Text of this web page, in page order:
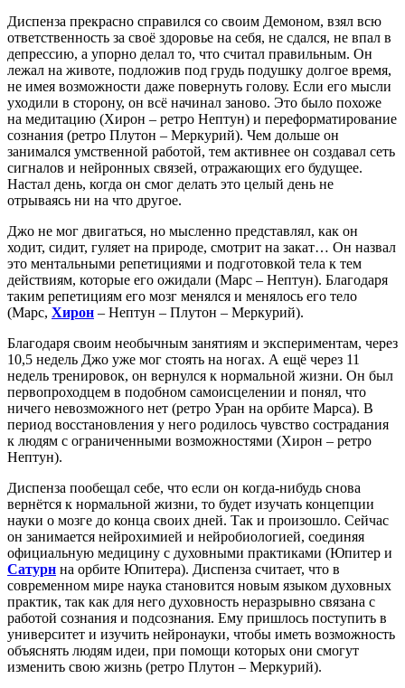
Диспенза прекрасно справился со своим Демоном, взял всю
ответственность за своё здоровье на себя, не сдался, не впал в
депрессию, а упорно делал то, что считал правильным. Он
лежал на животе, подложив под грудь подушку долгое время,
не имея возможности даже повернуть голову. Если его мысли
уходили в сторону, он всё начинал заново. Это было похоже
на медитацию (Хирон – ретро Нептун) и переформатирование
сознания (ретро Плутон – Меркурий). Чем дольше он
занимался умственной работой, тем активнее он создавал сеть
сигналов и нейронных связей, отражающих его будущее.
Настал день, когда он смог делать это целый день не
отрываясь ни на что другое.
Джо не мог двигаться, но мысленно представлял, как он
ходит, сидит, гуляет на природе, смотрит на закат… Он назвал
это ментальными репетициями и подготовкой тела к тем
действиям, которые его ожидали (Марс – Нептун). Благодаря
таким репетициям его мозг менялся и менялось его тело
(Марс, Хирон – Нептун – Плутон – Меркурий).
Благодаря своим необычным занятиям и экспериментам, через
10,5 недель Джо уже мог стоять на ногах. А ещё через 11
недель тренировок, он вернулся к нормальной жизни. Он был
первопроходцем в подобном самоисцелении и понял, что
ничего невозможного нет (ретро Уран на орбите Марса). В
период восстановления у него родилось чувство сострадания
к людям с ограниченными возможностями (Хирон – ретро
Нептун).
Диспенза пообещал себе, что если он когда-нибудь снова
вернётся к нормальной жизни, то будет изучать концепции
науки о мозге до конца своих дней. Так и произошло. Сейчас
он занимается нейрохимией и нейробиологией, соединяя
официальную медицину с духовными практиками (Юпитер и
Сатурн на орбите Юпитера). Диспенза считает, что в
современном мире наука становится новым языком духовных
практик, так как для него духовность неразрывно связана с
работой сознания и подсознания. Ему пришлось поступить в
университет и изучить нейронауки, чтобы иметь возможность
объяснять людям идеи, при помощи которых они смогут
изменить свою жизнь (ретро Плутон – Меркурий).